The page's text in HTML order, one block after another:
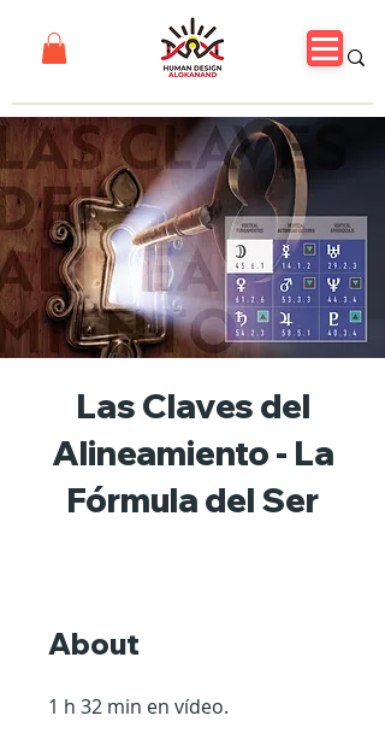
Las Claves del
Alineamiento - La
Fórmula del Ser
About
1 h 32 min en vídeo.